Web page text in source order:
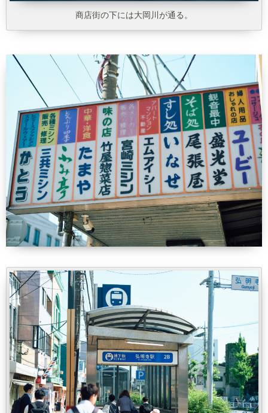
商店街の下には大岡川が通る。